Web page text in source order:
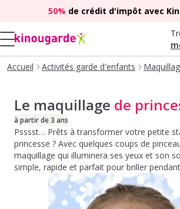
50% de crédit d'impôt avec
Accueil Activités garde d'enfants
Le maquillage de
à partir de 3 ans
Psssst… Prêts à transformer votre petite
princesse ? Avec quelques coups de
maquillage qui illuminera ses yeux et son
simple, rapide et parfait pour briller